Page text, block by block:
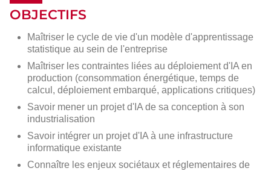
OBJECTIFS
Maîtriser le cycle de vie d'un modèle d'apprentissage
statistique au sein de l'entreprise
Maîtriser les contraintes liées au déploiement d'IA en
production (consommation énergétique, temps de
calcul, déploiement embarqué, applications critiques)
Savoir mener un projet d'IA de sa conception à son
industrialisation
Savoir intégrer un projet d'IA à une infrastructure
informatique existante
Connaître les enjeux sociétaux et réglementaires de